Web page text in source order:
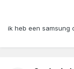
ik heb een samsung